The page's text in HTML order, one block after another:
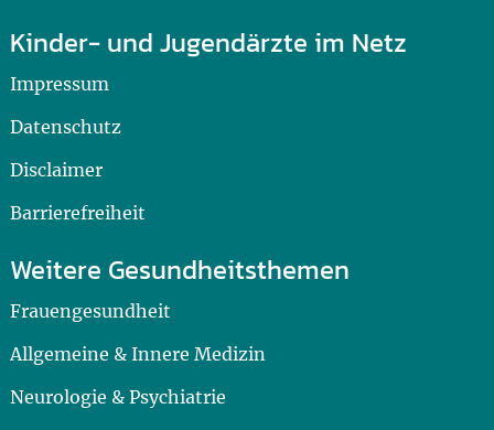
Kinder- und Jugendärzte im Netz
Impressum
Datenschutz
Disclaimer
Barrierefreiheit
Weitere Gesundheitsthemen
Frauengesundheit
Allgemeine & Innere Medizin
Neurologie & Psychiatrie